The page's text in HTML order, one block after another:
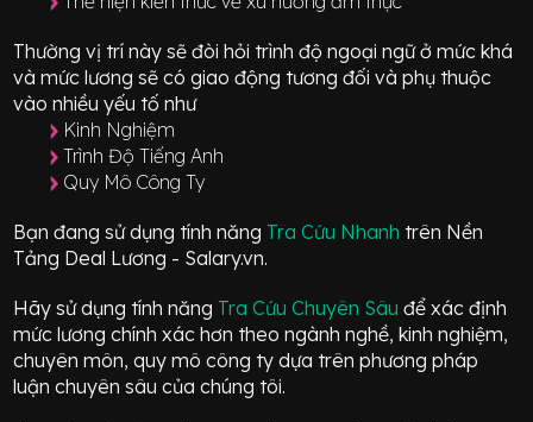
Thường vị trí này sẽ đòi hỏi trình độ ngoại ngữ ở mứckhá
và mức lương sẽ có giao động tương đối và phụ thuộc
vào nhiều yếu tố như
Kinh Nghiệm
Trình Độ Tiếng Anh
Quy Mô Công Ty
Bạn đang sử dụng tính năng Tra Cứu Nhanh trên Nền
Tảng Deal Lương - Salary.vn.
Hãy sử dụng tính năng Tra Cứu Chuyên Sâuđể xác định
mức lương chính xác hơn theo ngành nghề, kinh nghiệm,
chuyên môn, quy mô công ty dựa trên phương pháp
luận chuyên sâu của chúng tôi.